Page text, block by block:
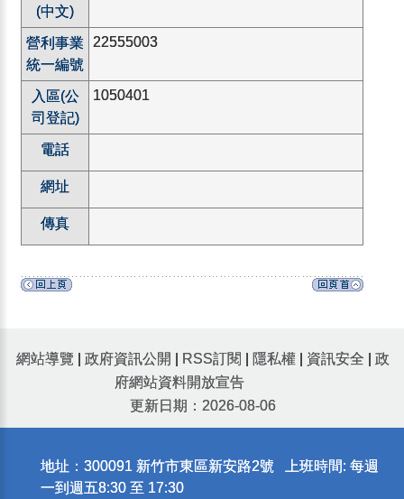
(中文)
營利事業
統一編號
22555003
入區(公
司登記)
1050401
電話
網址
傳真
網站導覽 政府資訊公開 RSS訂閱 隱私權 資訊安全
政
府網站資料開放宣告
更新日期：2026-08-06
地址：300091 新竹市東區新安路2號 上班時間: 每週
一到週五8:30 至 17:30